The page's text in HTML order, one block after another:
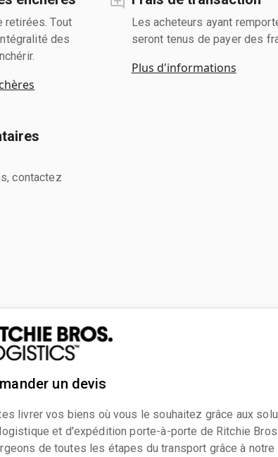
retirées. Tout
des
Les acheteurs ayant
seront tenus de payer des
Plus d'informations
contactez
un devis
livrer vos biens où vous le souhaitez grâce aux
et d'expédition porte-à-porte de Ritchie
de toutes les étapes du transport grâce à